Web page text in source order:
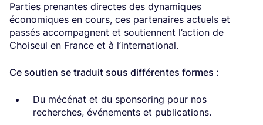
Parties prenantes directes des dynamiques
économiques en cours, ces partenaires actuels et
passés accompagnent et soutiennent l’action de
Choiseul en France et à l’international.
Ce soutien se traduit sous différentes formes :
Du mécénat et du sponsoring pour nos
recherches, événements et publications.